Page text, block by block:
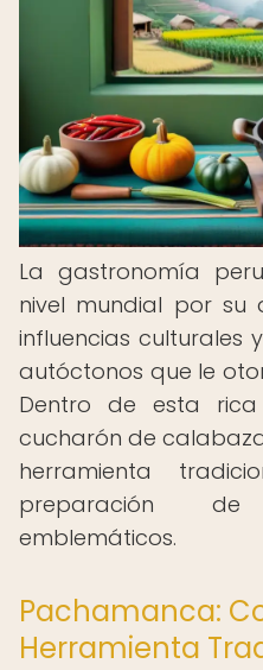
La gastronomía
nivel mundial por su
influencias culturales
autóctonos que le
Dentro de esta rica
cucharón de
herramienta
preparación
emblemáticos.
Pachamanca:
Herramienta